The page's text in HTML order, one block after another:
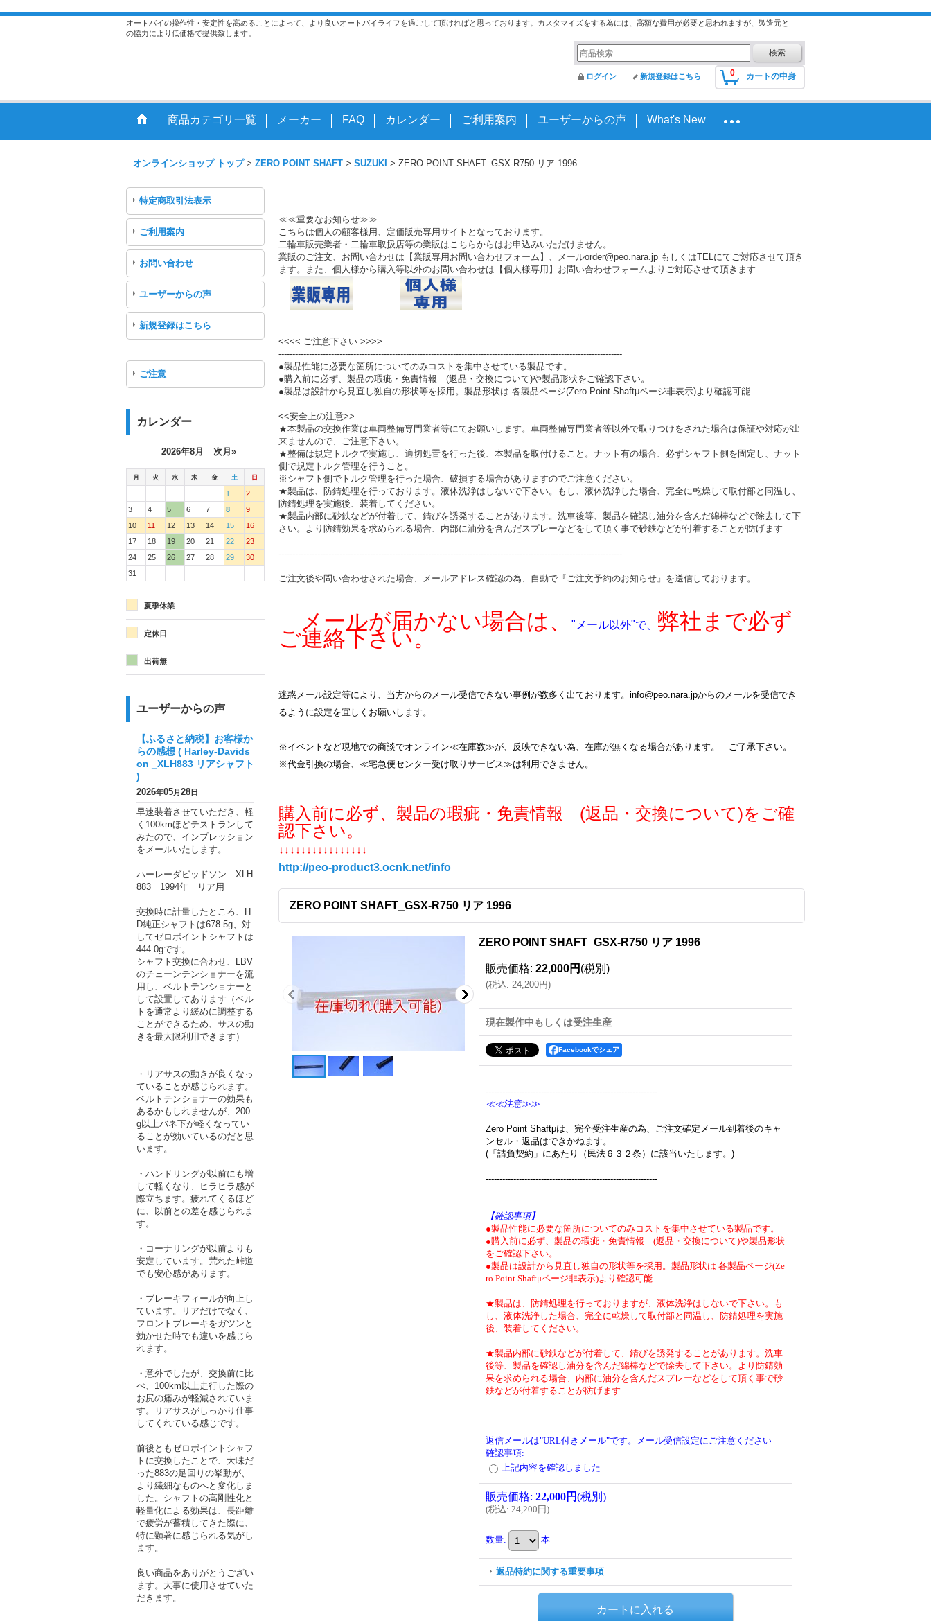
オートバイの操作性・安定性を高めることによって、より良いオートバイライフを過ごして頂ければと思っております。カスタマイズをする為には、高額な費用が必要と思われますが、製造元と
の協力により低価格で提供致します。
0 カートの中身
ログイン 新規登録はこちら
商品カテゴリ一覧 メーカー FAQ カレンダー ご利用案内 ユーザーからの声 What's New
オンラインショップ トップ > ZERO POINT SHAFT > SUZUKI > ZERO POINT SHAFT_GSX-R750 リア 1996
特定商取引法表示
ご利用案内
お問い合わせ
ユーザーからの声
新規登録はこちら
ご注意
カレンダー
2026年8月 次月»
月 火 水 木 金 土 日
1
2
3
4 5 6 7 8
9
10
11 12 13 14 15
16
17
18 19 20 21 22
23
24
25 26 27 28 29
30
31
夏季休業
定休日
出荷無
ユーザーからの声
【ふるさと納税】お客様か
らの感想 ( Harley-Davids
on _XLH883 リアシャフト
)
2026年05月28日
早速装着させていただき、軽
く100kmほどテストランして
みたので、インプレッション
をメールいたします。
ハーレーダビッドソン XLH
883 1994年 リア用
交換時に計量したところ、H
D純正シャフトは678.5g、対
してゼロポイントシャフトは
444.0gです。
シャフト交換に合わせ、LBV
のチェーンテンショナーを流
用し、ベルトテンショナーと
して設置してあります（ベル
トを通常より緩めに調整する
ことができるため、サスの動
きを最大限利用できます）
・リアサスの動きが良くなっ
ていることが感じられます。
ベルトテンショナーの効果も
あるかもしれませんが、200
g以上バネ下が軽くなってい
ることが効いているのだと思
います。
・ハンドリングが以前にも増
して軽くなり、ヒラヒラ感が
際立ちます。疲れてくるほど
に、以前との差を感じられま
す。
・コーナリングが以前よりも
安定しています。荒れた峠道
でも安心感があります。
・ブレーキフィールが向上し
ています。リアだけでなく、
フロントブレーキをガツンと
効かせた時でも違いを感じら
れます。
・意外でしたが、交換前に比
べ、100km以上走行した際の
お尻の痛みが軽減されていま
す。リアサスがしっかり仕事
してくれている感じです。
前後ともゼロポイントシャフ
トに交換したことで、大味だ
った883の足回りの挙動が、
より繊細なものへと変化しま
した。シャフトの高剛性化と
軽量化による効果は、長距離
で疲労が蓄積してきた際に、
特に顕著に感じられる気がし
ます。
良い商品をありがとうござい
ます。大事に使用させていた
だきます。
≪≪重要なお知らせ≫≫
こちらは個人の顧客様用、定価販売専用サイトとなっております。
二輪車販売業者・二輪車取扱店等の業販はこちらからはお申込みいただけません。
業販のご注文、お問い合わせは【業販専用お問い合わせフォーム】、メールorder@peo.nara.jp もしくはTELにてご対応させて頂き
ます。また、個人様から購入等以外のお問い合わせは【個人様専用】お問い合わせフォームよりご対応させて頂きます
<<<< ご注意下さい >>>>
----------------------------------------------------------------------------------------------------------------------------
●製品性能に必要な箇所についてのみコストを集中させている製品です。
●購入前に必ず、製品の瑕疵・免責情報 (返品・交換について)や製品形状をご確認下さい。
●製品は設計から見直し独自の形状等を採用。製品形状は 各製品ページ(Zero Point Shaftμページ非表示)より確認可能
<<安全上の注意>>
★本製品の交換作業は車両整備専門業者等にてお願いします。車両整備専門業者等以外で取りつけをされた場合は保証や対応が出
来ませんので、ご注意下さい。
★整備は規定トルクで実施し、適切処置を行った後、本製品を取付けること。ナット有の場合、必ずシャフト側を固定し、ナット
側で規定トルク管理を行うこと。
※シャフト側でトルク管理を行った場合、破損する場合がありますのでご注意ください。
★製品は、防錆処理を行っております。液体洗浄はしないで下さい。もし、液体洗浄した場合、完全に乾燥して取付部と同温し、
防錆処理を実施後、装着してください。
★製品内部に砂鉄などが付着して、錆びを誘発することがあります。洗車後等、製品を確認し油分を含んだ綿棒などで除去して下
さい。より防錆効果を求められる場合、内部に油分を含んだスプレーなどをして頂く事で砂鉄などが付着することが防げます
----------------------------------------------------------------------------------------------------------------------------
ご注文後や問い合わせされた場合、メールアドレス確認の為、自動で『ご注文予約のお知らせ』を送信しております。
メールが届かない場合は、 "メール以外"で、 弊社まで必ず
ご連絡下さい。
迷惑メール設定等により、当方からのメール受信できない事例が数多く出ております。info@peo.nara.jpからのメールを受信でき
るように設定を宜しくお願いします。
※イベントなど現地での商談でオンライン≪在庫数≫が、反映できない為、在庫が無くなる場合があります。 ご了承下さい。
※代金引換の場合、≪宅急便センター受け取りサービス≫は利用できません。
購入前に必ず、製品の瑕疵・免責情報 (返品・交換について)をご確
認下さい。
↓↓↓↓↓↓↓↓↓↓↓↓↓↓↓↓
http://peo-product3.ocnk.net/info
ZERO POINT SHAFT_GSX-R750 リア 1996
ZERO POINT SHAFT_GSX-R750 リア 1996
販売価格: 22,000円 (税別)
(税込: 24,200円)
現在製作中もしくは受注生産
Facebookでシェア
--------------------------------------------------------------
≪≪注意≫≫
Zero Point Shaftμは、完全受注生産の為、ご注文確定メール到着後のキャ
ンセル・返品はできかねます。
(「請負契約」にあたり（民法６３２条）に該当いたします。)
--------------------------------------------------------------
【確認事項】
●製品性能に必要な箇所についてのみコストを集中させている製品です。
●購入前に必ず、製品の瑕疵・免責情報 (返品・交換について)や製品形状
をご確認下さい。
●製品は設計から見直し独自の形状等を採用。製品形状は 各製品ページ(Ze
ro Point Shaftμページ非表示)より確認可能
★製品は、防錆処理を行っておりますが、液体洗浄はしないで下さい。も
し、液体洗浄した場合、完全に乾燥して取付部と同温し、防錆処理を実施
後、装着してください。
★製品内部に砂鉄などが付着して、錆びを誘発することがあります。洗車
後等、製品を確認し油分を含んだ綿棒などで除去して下さい。より防錆効
果を求められる場合、内部に油分を含んだスプレーなどをして頂く事で砂
鉄などが付着することが防げます
返信メールは"URL付きメール"です。メール受信設定にご注意ください
確認事項:
上記内容を確認しました
販売価格: 22,000円(税別)
(税込: 24,200円)
数量: 本
返品特約に関する重要事項